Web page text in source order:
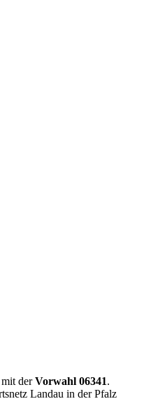
derVorwahl 06341.
Landau in der Pfalz